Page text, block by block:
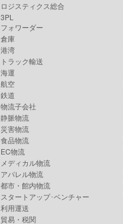
ロジスティクス総合
3PL
フォワーダー
倉庫
港湾
トラック輸送
海運
航空
鉄道
物流子会社
静脈物流
災害物流
食品物流
EC物流
メディカル物流
アパレル物流
都市・館内物流
スタートアップ･ベンチャー
利用運送
貿易・税関